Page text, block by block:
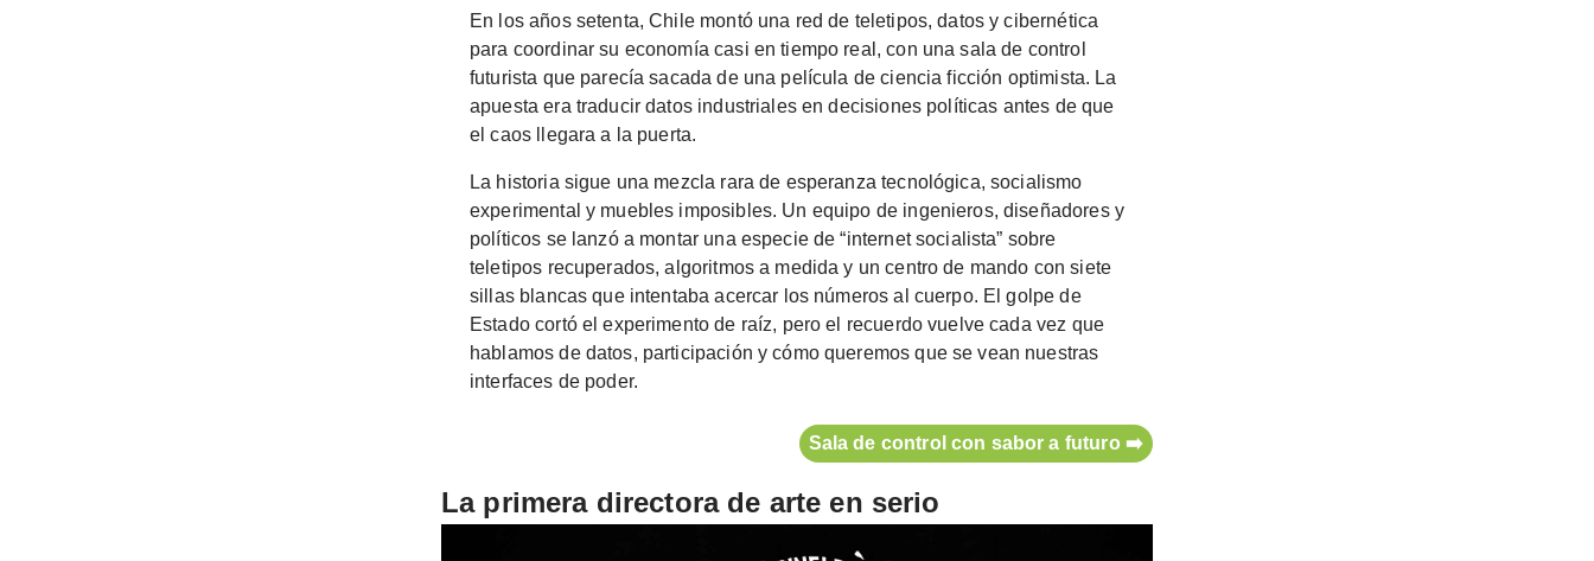
En los años setenta, Chile montó una red de teletipos, datos y cibernética
para coordinar su economía casi en tiempo real, con una sala de control
futurista que parecía sacada de una película de ciencia ficción optimista. La
apuesta era traducir datos industriales en decisiones políticas antes de que
el caos llegara a la puerta.
La historia sigue una mezcla rara de esperanza tecnológica, socialismo
experimental y muebles imposibles. Un equipo de ingenieros, diseñadores y
políticos se lanzó a montar una especie de “internet socialista” sobre
teletipos recuperados, algoritmos a medida y un centro de mando con siete
sillas blancas que intentaba acercar los números al cuerpo. El golpe de
Estado cortó el experimento de raíz, pero el recuerdo vuelve cada vez que
hablamos de datos, participación y cómo queremos que se vean nuestras
interfaces de poder.
Sala de control con sabor a futuro ➡️
La primera directora de arte en serio